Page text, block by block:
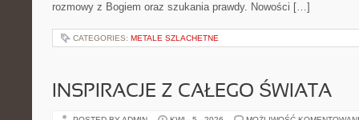
rozmowy z Bogiem oraz szukania prawdy. Nowości […]
CATEGORIES: METALE SZLACHETNE
INSPIRACJE Z CAŁEGO ŚWIATA